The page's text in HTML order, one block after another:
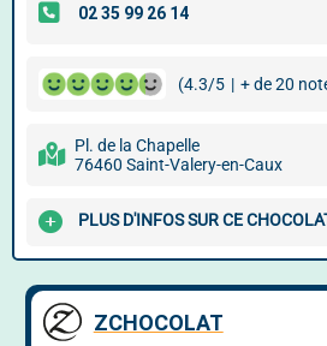
(4.3/5 | + de 20
Pl. de la Chapelle
76460 Saint-Valery-en-Caux
PLUS D'INFOS SUR CE